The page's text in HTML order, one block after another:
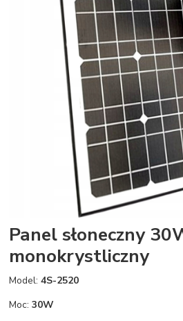
Panel słoneczny
monokrystliczny
Model:4S-2520
Moc:30W